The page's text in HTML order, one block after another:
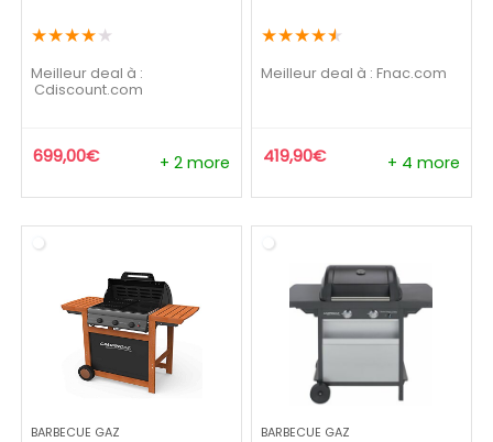
12,95KW
★★★★★
Meilleur deal à :
cdiscount.com
699,00€ + 2 more
★★★★★
Meilleur deal à : fnac.com
419,90€ + 4 more
BARBECUE GAZ BARBECUE GAZ